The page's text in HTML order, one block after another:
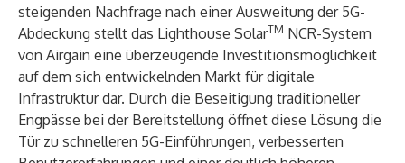
steigenden Nachfrage nach einer Ausweitung der 5G-
Abdeckung stellt das Lighthouse SolarTM NCR-System
von Airgain eine überzeugende Investitionsmöglichkeit
auf dem sich entwickelnden Markt für digitale
Infrastruktur dar. Durch die Beseitigung traditioneller
Engpässe bei der Bereitstellung öffnet diese Lösung die
Tür zu schnelleren 5G-Einführungen, verbesserten